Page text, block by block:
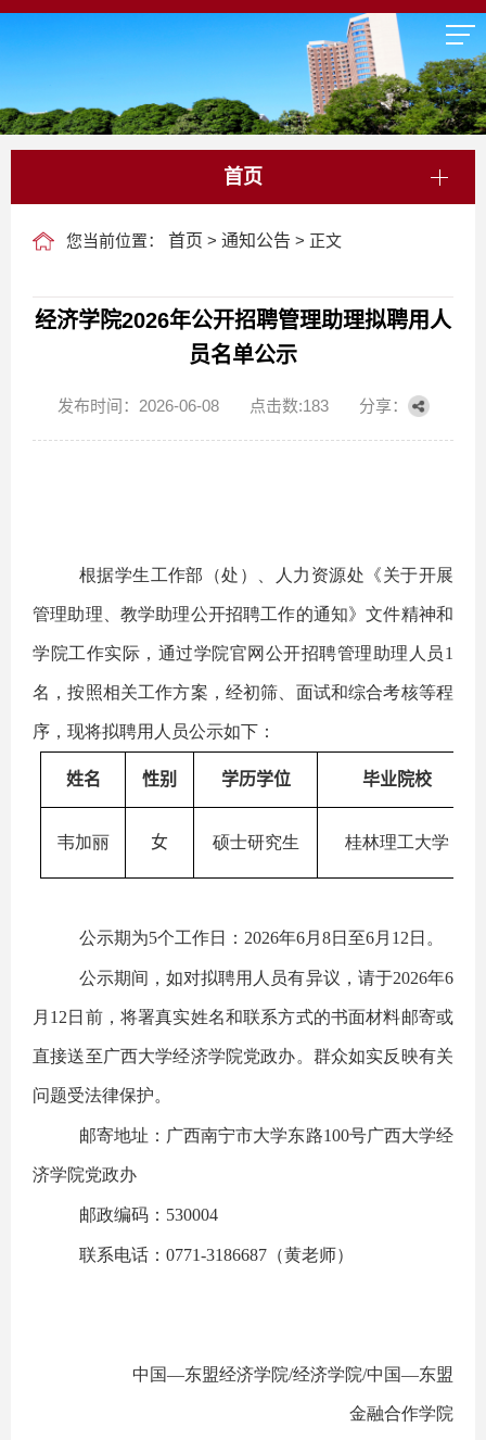
首页
您当前位置： 首页 > 通知公告 > 正文
经济学院2026年公开招聘管理助理拟聘用人
员名单公示
发布时间：2026-06-08 点击数:183 分享：
根据学生工作部（处）、人力资源处《关于开展
管理助理、教学助理公开招聘工作的通知》文件精神和
学院工作实际，通过学院官网公开招聘管理助理人员1
名，按照相关工作方案，经初筛、面试和综合考核等程
序，现将拟聘用人员公示如下：
姓名 性别 学历学位 毕业院校
韦加丽 女 硕士研究生 桂林理工大学
公示期为5个工作日：2026年6月8日至6月12日。
公示期间，如对拟聘用人员有异议，请于2026年6
月12日前，将署真实姓名和联系方式的书面材料邮寄或
直接送至广西大学经济学院党政办。群众如实反映有关
问题受法律保护。
邮寄地址：广西南宁市大学东路100号广西大学经
济学院党政办
邮政编码：530004
联系电话：0771-3186687（黄老师）
金融合作学院